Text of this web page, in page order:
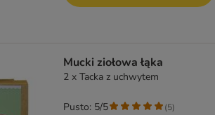
Mucki ziołowa łąka
2 x Tacka z uchwytem
Pusto: 5/5 (5)